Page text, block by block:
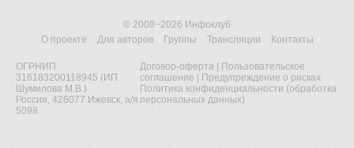
© 2008−2026 Инфоклуб
О проекте
Для авторов Группы Трансляции Контакты
ОГРНИП
316183200118945 (ИП
Шумилова М.В.)
Россия, 426077 Ижевск, а/я
5098
Договор-оферта
Пользовательское
соглашение
Предупреждение о рисках
Политика конфиденциальности (обработка
персональных данных)